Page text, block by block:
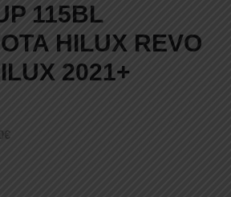
115BL
HILUX REVO
2021+
€